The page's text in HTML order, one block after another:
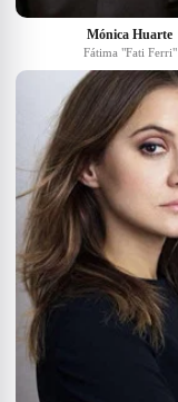
Mónica Huarte
Fátima "Fati Ferri"